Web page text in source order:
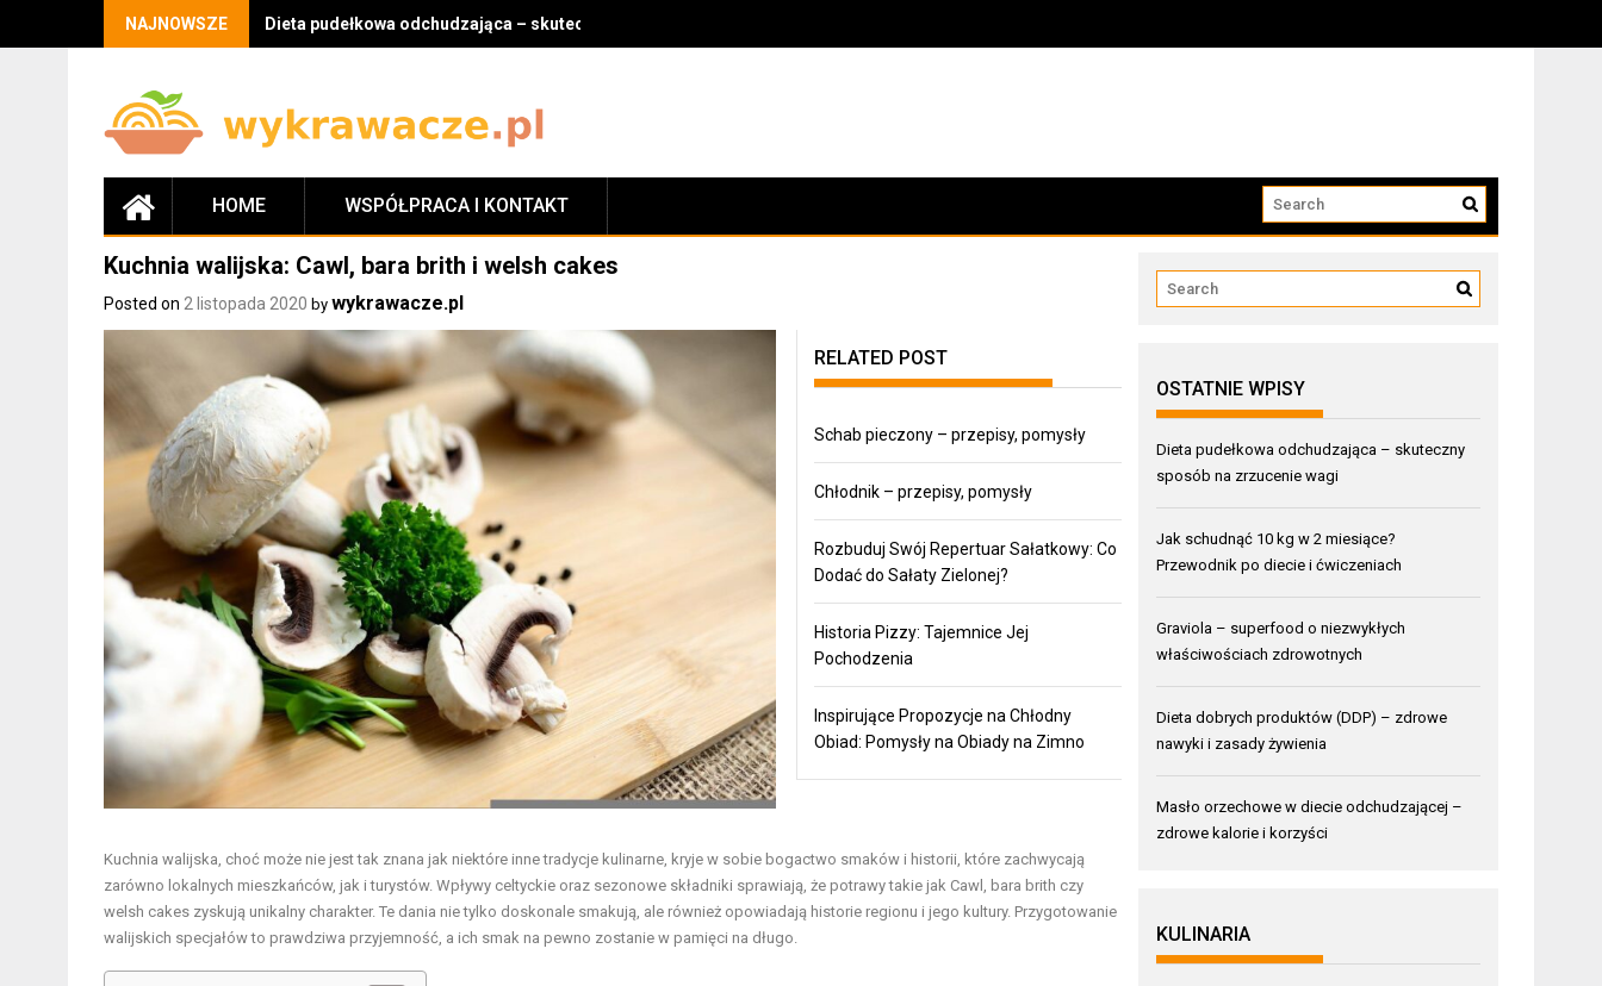
NAJNOWSZE Dieta pudełkowa odchudzająca – skuteczny sposób na zrzucenie wagi
HOME WSPÓŁPRACA I KONTAKT
Kuchnia walijska: Cawl, bara brith i welsh cakes
Posted on 2 listopada 2020 by wykrawacze.pl
RELATED POST
Schab pieczony – przepisy, pomysły
Chłodnik – przepisy, pomysły
Rozbuduj Swój Repertuar Sałatkowy: Co
Dodać do Sałaty Zielonej?
Historia Pizzy: Tajemnice Jej
Pochodzenia
Inspirujące Propozycje na Chłodny
Obiad: Pomysły na Obiady na Zimno
Kuchnia walijska, choć może nie jest tak znana jak niektóre inne tradycje kulinarne, kryje w sobie bogactwo smaków i historii, które zachwycają
zarówno lokalnych mieszkańców, jak i turystów. Wpływy celtyckie oraz sezonowe składniki sprawiają, że potrawy takie jak Cawl, bara brith czy
welsh cakes zyskują unikalny charakter. Te dania nie tylko doskonale smakują, ale również opowiadają historie regionu i jego kultury. Przygotowanie
walijskich specjałów to prawdziwa przyjemność, a ich smak na pewno zostanie w pamięci na długo.
OSTATNIE WPISY
Dieta pudełkowa odchudzająca – skuteczny
sposób na zrzucenie wagi
Jak schudnąć 10 kg w 2 miesiące?
Przewodnik po diecie i ćwiczeniach
Graviola – superfood o niezwykłych
właściwościach zdrowotnych
Dieta dobrych produktów (DDP) – zdrowe
nawyki i zasady żywienia
Masło orzechowe w diecie odchudzającej –
zdrowe kalorie i korzyści
KULINARIA